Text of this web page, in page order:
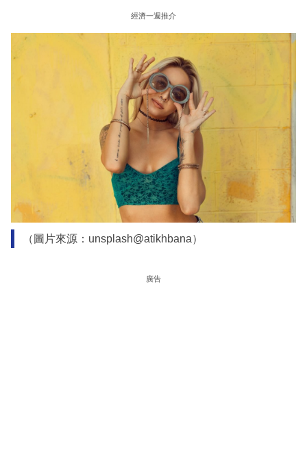
經濟一週推介
（圖片來源：unsplash@atikhbana）
廣告